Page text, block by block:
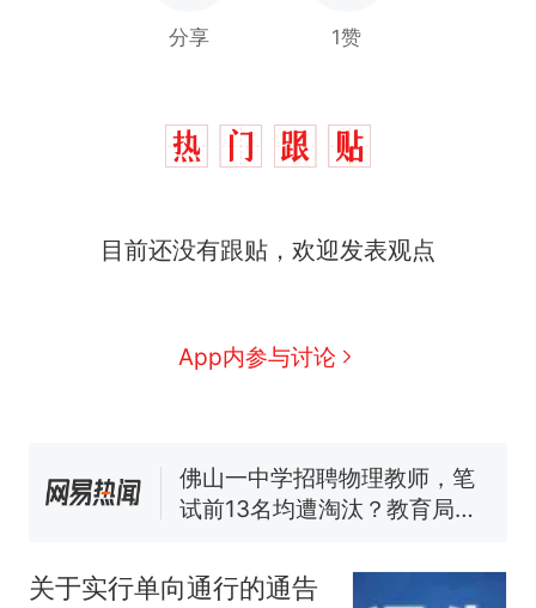
分享 1赞
目前还没有跟贴，欢迎发表观点
App内参与讨论
因老师一句“跟我回家”改写了
协会回应
美国渔民钓获鲨鱼徒手将其拽
回大海 目击者直呼震惊 （视频
佛山一中学招聘物理教师，笔
试前13名均遭淘汰？教育局：
力已达15级 最新研判
热 那个在床头放菜刀的女孩，
关于实行单向通行的通告